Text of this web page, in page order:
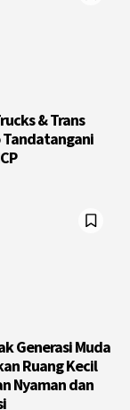
& Trans
Tandatangani
Generasi Muda
Ruang Kecil
Nyaman dan